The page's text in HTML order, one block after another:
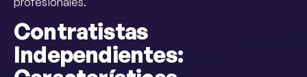
Contratistas
Independientes: